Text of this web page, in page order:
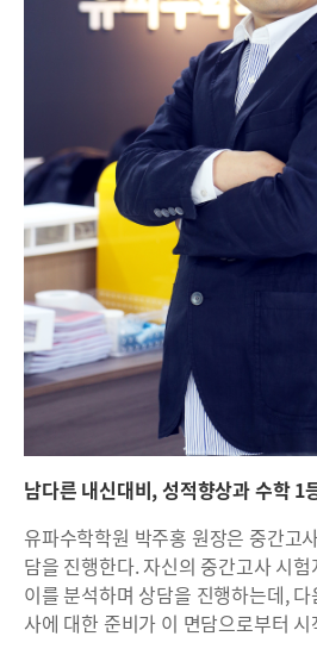
남다른 내신대비, 성적향상과 수학 1
유파수학학원 박주홍 원장은 중간고
담을 진행한다. 자신의 중간고사 시
이를 분석하며 상담을 진행하는데,
사에 대한 준비가 이 면담으로부터